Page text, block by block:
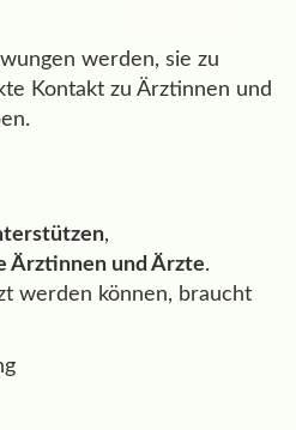
werden, sie zu
Kontakt zu Ärztinnen und
,
Ärztinnen und Ärzte.
werden können, braucht